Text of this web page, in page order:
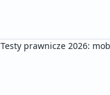
Testy prawnicze 2026: